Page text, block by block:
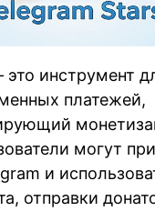
это инструмент
платежей,
могут
и
отправки